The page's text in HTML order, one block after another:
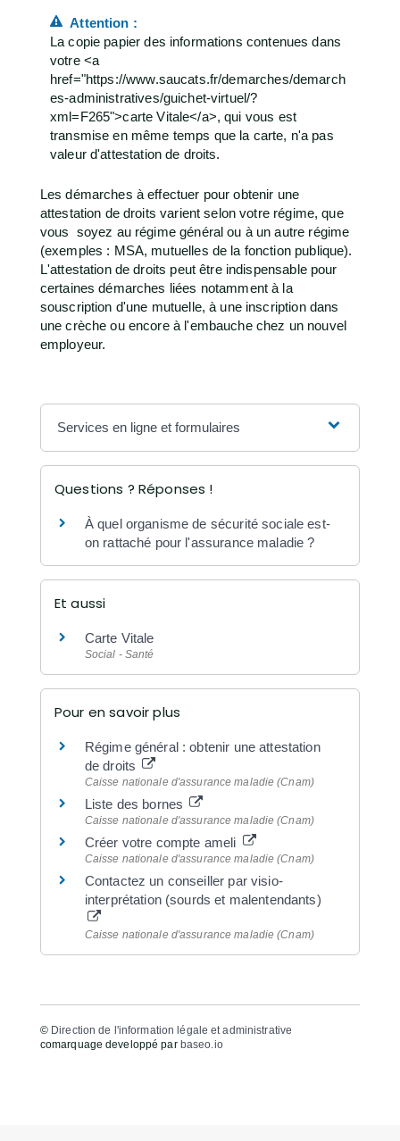
Attention :
La copie papier des informations contenues dans
votre <a
href="https://www.saucats.fr/demarches/demarch
es-administratives/guichet-virtuel/?
xml=F265">carte Vitale</a>, qui vous est
transmise en même temps que la carte, n'a pas
valeur d'attestation de droits.
Les démarches à effectuer pour obtenir une
attestation de droits varient selon votre régime, que
vous soyez au régime général ou à un autre régime
(exemples : MSA, mutuelles de la fonction publique).
L'attestation de droits peut être indispensable pour
certaines démarches liées notamment à la
souscription d'une mutuelle, à une inscription dans
une crèche ou encore à l'embauche chez un nouvel
employeur.
Services en ligne et formulaires
Questions ? Réponses !
À quel organisme de sécurité sociale est-
on rattaché pour l'assurance maladie ?
Et aussi
Carte Vitale
Social - Santé
Pour en savoir plus
Régime général : obtenir une attestation
de droits
Caisse nationale d'assurance maladie (Cnam)
Liste des bornes
Caisse nationale d'assurance maladie (Cnam)
Créer votre compte ameli
Caisse nationale d'assurance maladie (Cnam)
Contactez un conseiller par visio-
interprétation (sourds et malentendants)
Caisse nationale d'assurance maladie (Cnam)
© Direction de l'information légale et administrative
comarquage developpé par baseo.io